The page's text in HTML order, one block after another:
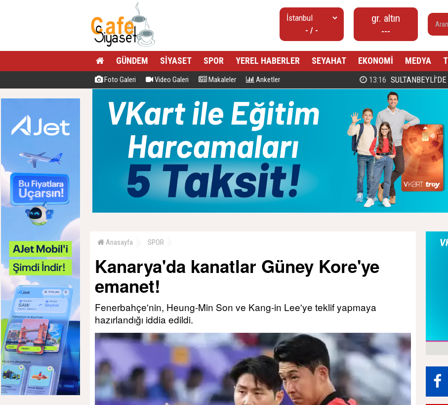
- / -
gr. altın
---
GÜNDEM SİYASET SPOR YEREL HABERLER SEYAHAT EKONOMİ MEDYA
Foto Galeri Video Galeri Makaleler Anketler 00:27 PROF. DR. MAHMUD ESAD
Anasayfa SPOR
Kanarya'da kanatlar Güney Kore'ye
emanet!
Fenerbahçe'nin, Heung-Min Son ve Kang-in Lee'ye teklif yapmaya
hazırlandığı iddia edildi.